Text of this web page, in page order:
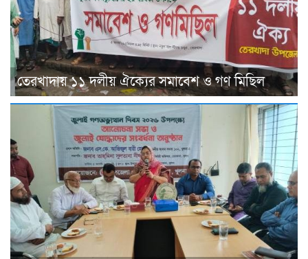
তেরখাদায় ১১ দলীয় ঐক্যের সমাবেশ ও গণ মিছিল